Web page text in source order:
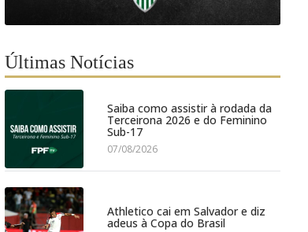
Últimas Notícias
Saiba como assistir à rodada da
Terceirona 2026 e do Feminino
Sub-17
07/08/2026
Athletico cai em Salvador e diz
adeus à Copa do Brasil